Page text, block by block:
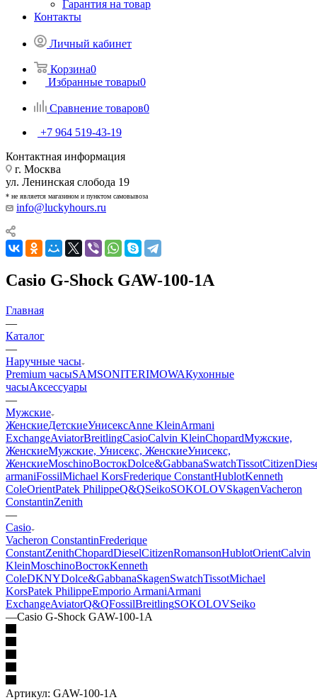
Гарантия на товар
Контакты
Личный кабинет
Корзина0
Избранные товары0
Сравнение товаров0
+7 964 519-43-19
Контактная информация
г. Москва
ул. Ленинская слобода 19
* не является магазином и пунктом самовывоза
info@luckyhours.ru
Casio G-Shock GAW-100-1A
Главная
—
Каталог
—
Наручные часы
Premium часыSAMSONITERIMOWAКухонные
часыАксессуары
—
Мужские
ЖенскиеДетскиеУнисексAnne KleinArmani
ExchangeAviatorBreitlingCasioCalvin KleinChopardМужские,
ЖенскиеМужские, Унисекс, ЖенскиеУнисекс,
ЖенскиеMoschinoВостокDolce&GabbanaSwatchTissotCitizen
armaniFossilMichael KorsFrederique ConstantHublotKenneth
ColeOrientPatek PhilippeQ&QSeikoSOKOLOVSkagenVacheron
ConstantinZenith
—
Casio
Vacheron ConstantinFrederique
ConstantZenithChopardDieselCitizenRomansonHublotOrientCalvin
KleinMoschinoВостокKenneth
ColeDKNYDolce&GabbanaSkagenSwatchTissotMichael
KorsPatek PhilippeEmporio ArmaniArmani
ExchangeAviatorQ&QFossilBreitlingSOKOLOVSeiko
—Casio G-Shock GAW-100-1A
Артикул: GAW-100-1A